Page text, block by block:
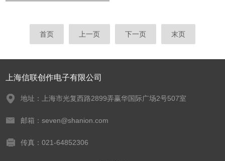
首页 上一页 下一页 末页
上海信联创作电子有限公司
地址：上海市光复西路2899弄赢华国际广场2号507室
邮箱：seven@shanion.com
传真：021-64852306